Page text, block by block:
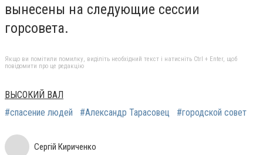
вынесены на следующие сессии
горсовета.
Якщо ви помітили помилку, виділіть необхідний текст і натисніть Ctrl + Enter, щоб
повідомити про це редакцію
ВЫСОКИЙ ВАЛ
#спасение людей
#Александр Тарасовец #городской совет
Сергій Кириченко